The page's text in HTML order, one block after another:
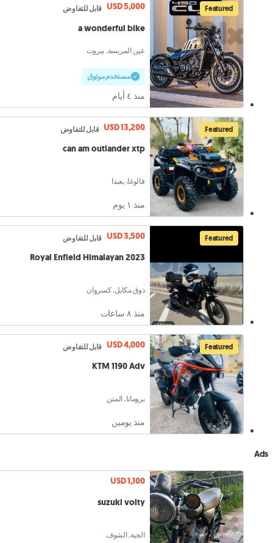
Featured
USD 5,000 قابل للتفاوض
a wonderful bike
عين المريسة, بيروت
مستخدم موثوق
منذ ٤ أيام
Featured
USD 13,200 قابل للتفاوض
can am outlander xtp
فالوغا, بعبدا
منذ ١ يوم
Featured
USD 3,500 قابل للتفاوض
Royal Enfield Himalayan 2023
ذوق مكايل, كسروان
منذ ٨ ساعات
Featured
USD 4,000 قابل للتفاوض
KTM 1190 Adv
برومانا, المتن
منذ يومين
Ads
USD 1,100
suzuki volty
الجية, الشوف